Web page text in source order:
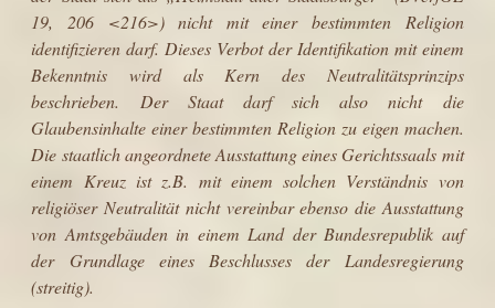
19, 206 <216>) nicht mit einer bestimmten Religion
identifizieren darf. Dieses Verbot der Identifikation mit einem
Bekenntnis wird als Kern des Neutralitätsprinzips
beschrieben. Der Staat darf sich also nicht die
Glaubensinhalte einer bestimmten Religion zu eigen machen.
Die staatlich angeordnete Ausstattung eines Gerichtssaals mit
einem Kreuz ist z.B. mit einem solchen Verständnis von
religiöser Neutralität nicht vereinbar ebenso die Ausstattung
von Amtsgebäuden in einem Land der Bundesrepublik auf
der Grundlage eines Beschlusses der Landesregierung
(streitig).